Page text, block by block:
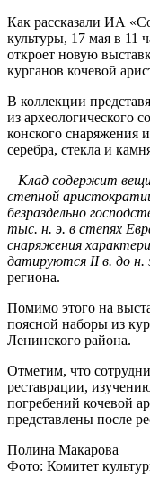
Как рассказали ИА
культуры, 17 мая в 11
откроет новую
курганов кочевой
В коллекции
из археологического
конского снаряжения
серебра, стекла и
– Клад содержит
степной
безраздельно
тыс. н. э. в степях
снаряжения
датируются II в. до н.
региона.
Помимо этого на
поясной наборы из
Ленинского района.
Отметим, что
реставрации,
погребений кочевой
представлены после
Полина Макарова
Фото: Комитет